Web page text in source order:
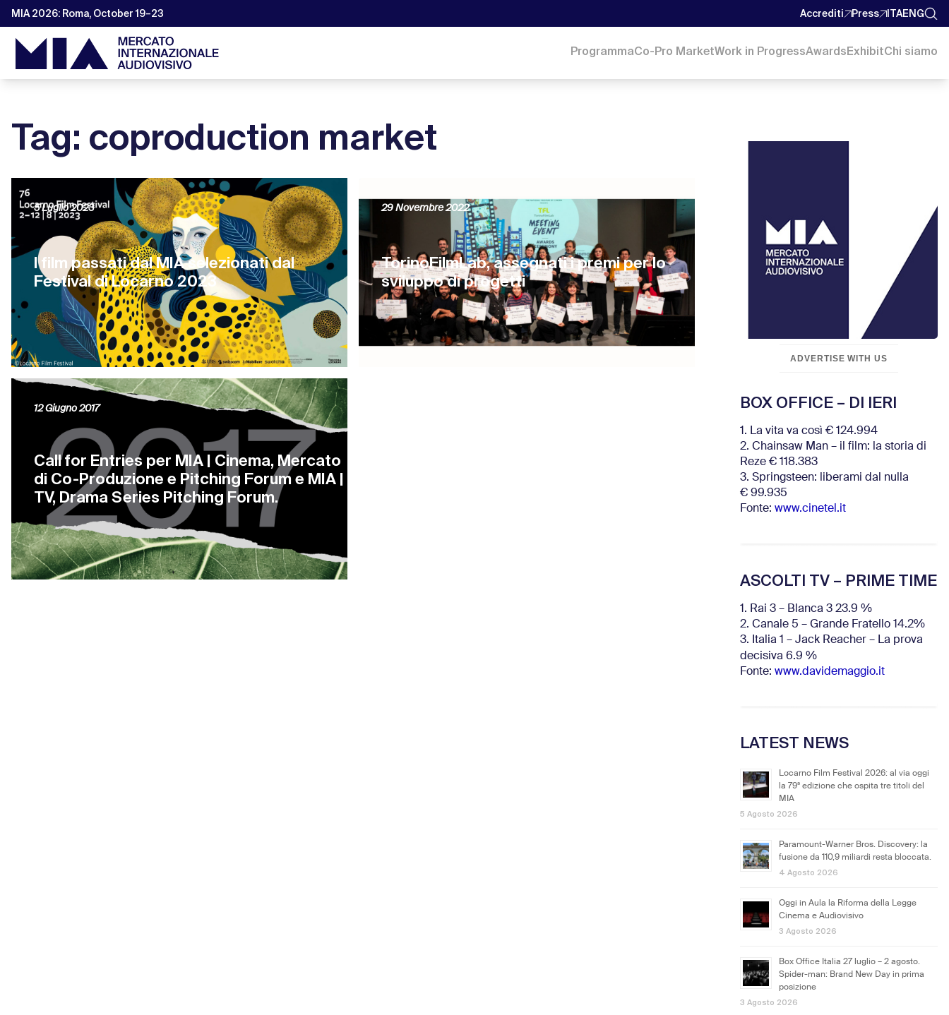
MIA 2026: Roma, October 19–23 Accrediti Press ITAENG
ProgrammaCo-Pro MarketWork in ProgressAwardsExhibitChi siamo
Tag: coproduction market
I film passati dal MIA selezionati dal
Festival di Locarno 2023
5 Luglio 2023
TorinoFilmLab, assegnati i premi per lo
sviluppo di progetti
29 Novembre 2022
Call for Entries per MIA | Cinema, Mercato
di Co-Produzione e Pitching Forum e MIA |
TV, Drama Series Pitching Forum.
12 Giugno 2017
ADVERTISE WITH US
BOX OFFICE – DI IERI
1. La vita va così € 124.994
2. Chainsaw Man – il film: la storia di
Reze € 118.383
3. Springsteen: liberami dal nulla
€ 99.935
Fonte: www.cinetel.it
ASCOLTI TV – PRIME TIME
1. Rai 3 – Blanca 3 23.9 %
2. Canale 5 – Grande Fratello 14.2%
3. Italia 1 – Jack Reacher – La prova
decisiva 6.9 %
Fonte: www.davidemaggio.it
LATEST NEWS
Locarno Film Festival 2026: al via oggi
la 79ª edizione che ospita tre titoli del
MIA
5 Agosto 2026
Paramount-Warner Bros. Discovery: la
fusione da 110,9 miliardi resta bloccata.
4 Agosto 2026
Oggi in Aula la Riforma della Legge
Cinema e Audiovisivo
3 Agosto 2026
Box Office Italia 27 luglio – 2 agosto.
Spider-man: Brand New Day in prima
posizione
3 Agosto 2026